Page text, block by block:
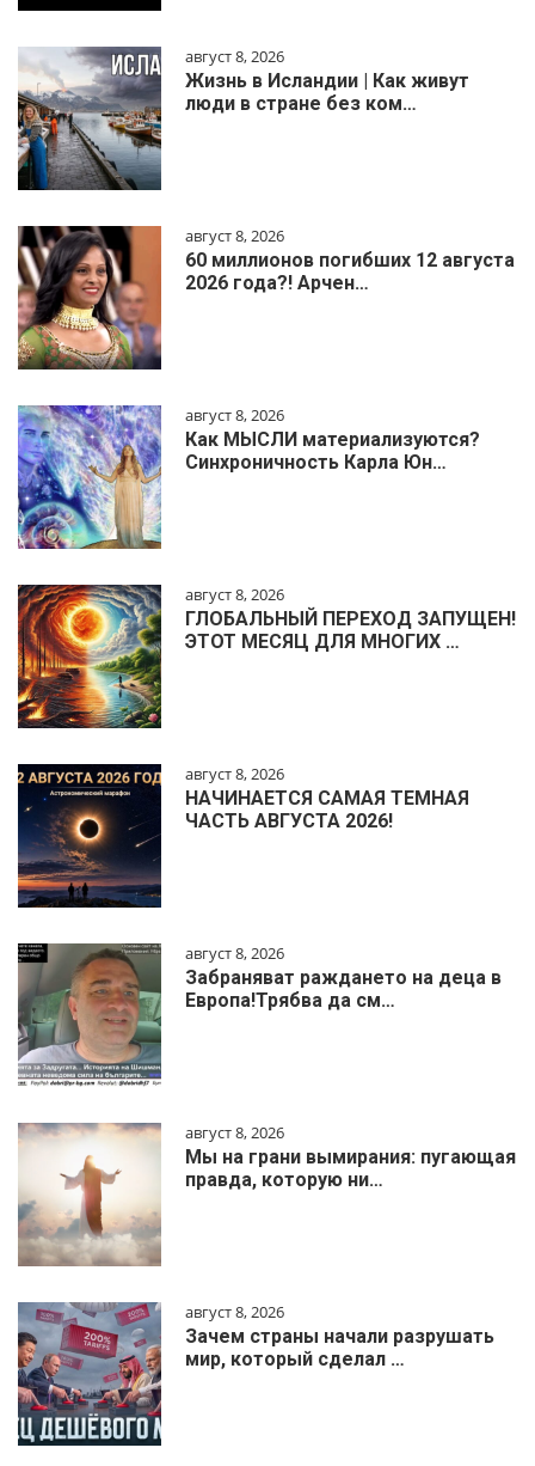
август 8, 2026
Жизнь в Исландии | Как живут
люди в стране без ком…
август 8, 2026
60 миллионов погибших 12 августа
2026 года?! Арчен…
август 8, 2026
Как МЫСЛИ материализуются?
Синхроничность Карла Юн…
август 8, 2026
ГЛОБАЛЬНЫЙ ПЕРЕХОД ЗАПУЩЕН!
ЭТОТ МЕСЯЦ ДЛЯ МНОГИХ …
август 8, 2026
НАЧИНАЕТСЯ САМАЯ ТЕМНАЯ
ЧАСТЬ АВГУСТА 2026!
август 8, 2026
Забраняват раждането на деца в
Европа!Трябва да см…
август 8, 2026
Мы на грани вымирания: пугающая
правда, которую ни…
август 8, 2026
Зачем страны начали разрушать
мир, который сделал …